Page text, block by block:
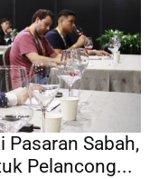
Pasaran Sabah,
Pelancong...